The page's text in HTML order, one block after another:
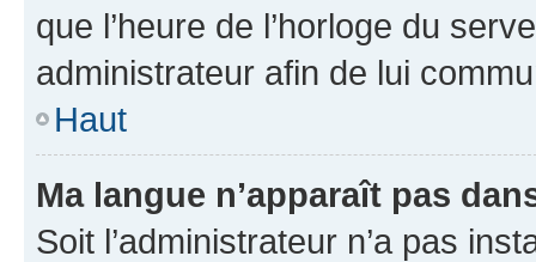
que l’heure de l’horloge du
administrateur afin de lui
Haut
Ma langue n’apparaît pas
Soit l’administrateur n’a pas